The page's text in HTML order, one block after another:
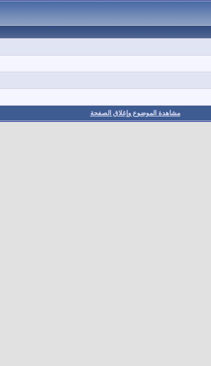
مشاهدة الموضوع وإغلاق الصفحة